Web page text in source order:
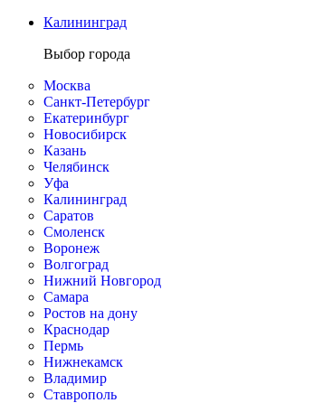
Калининград
Выбор города
Москва
Санкт-Петербург
Екатеринбург
Новосибирск
Казань
Челябинск
Уфа
Калининград
Саратов
Смоленск
Воронеж
Волгоград
Нижний Новгород
Самара
Ростов на дону
Краснодар
Пермь
Нижнекамск
Владимир
Ставрополь